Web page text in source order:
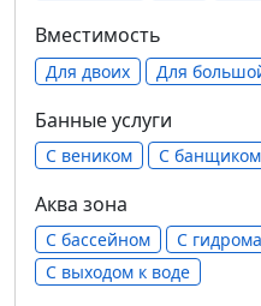
Вместимость
Для двоих Для
Банные услуги
С веником С банщиком
Аква зона
С бассейном
С
С выходом к воде